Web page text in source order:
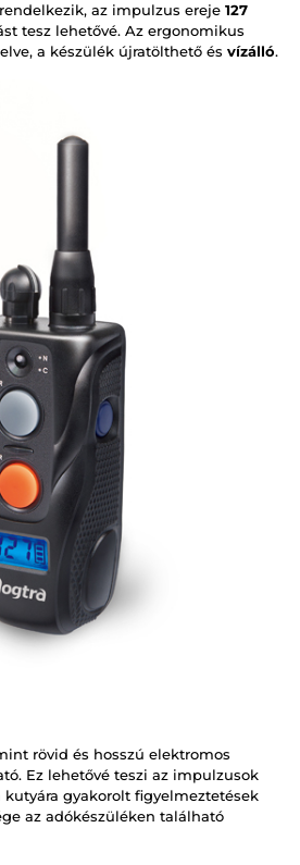
az impulzus ereje 127
tesz lehetővé. Az ergonomikus
a készülék újratölthető és vízálló.
rövid és hosszú elektromos
Ez lehetővé teszi az impulzusok
gyakorolt figyelmeztetések
az adókészüléken található